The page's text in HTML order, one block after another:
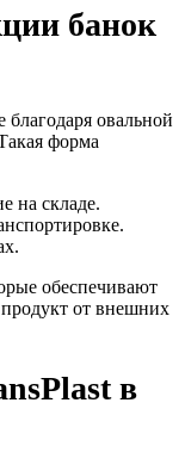
банок
овальной
форма
на складе.
обеспечивают
от внешних
в